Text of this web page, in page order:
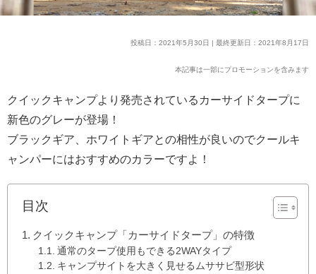
投稿日：2021年5月30日 | 最終更新日：2021年8月17日
本記事は一部にプロモーションを含みます
クイックキャンプより発売されているカーサイドタープに
新色のグレーが登場！
ブラックギア、ホワイトギアとの相性が良いのでクールキ
ャンパーにはおすすめのカラーですよ！
目次
クイックキャンプ「カーサイドタープ」の特徴
通常のタープ使用もできる2WAYタイプ
キャンプサイトを大きく見せるムササビ型形状